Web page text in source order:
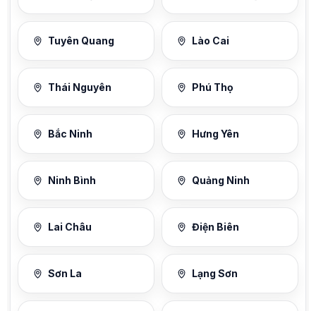
Tuyên Quang Lào Cai
Thái Nguyên Phú Thọ
Bắc Ninh Hưng Yên
Ninh Bình Quảng Ninh
Lai Châu Điện Biên
Sơn La Lạng Sơn